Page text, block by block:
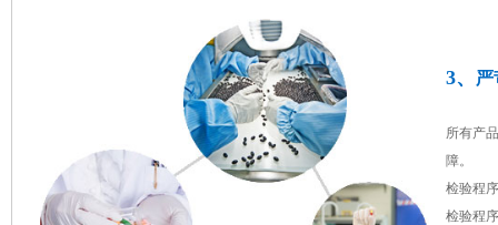
3、 严
所有产
障。
检验程
检验程